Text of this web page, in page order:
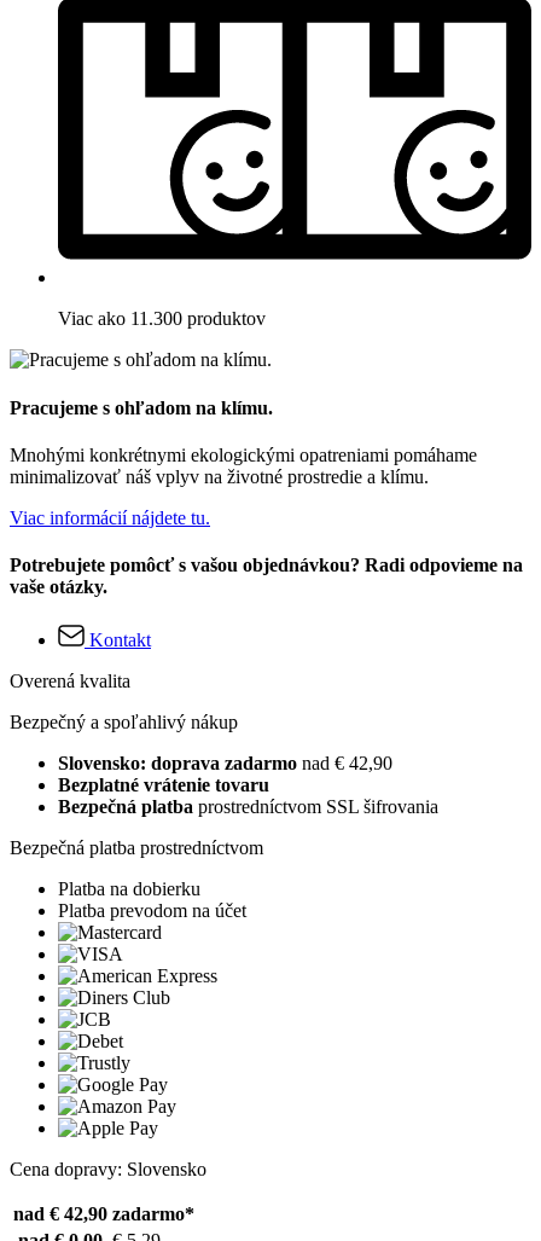
Viac ako 11.300 produktov
Pracujeme s ohľadom na klímu.
Mnohými konkrétnymi ekologickými opatreniami pomáhame
minimalizovať náš vplyv na životné prostredie a klímu.
Viac informácií nájdete tu.
Potrebujete pomôcť s vašou objednávkou? Radi odpovieme na
vaše otázky.
Kontakt
Overená kvalita
Bezpečný a spoľahlivý nákup
Slovensko: doprava zadarmo nad € 42,90
Bezplatné vrátenie tovaru
Bezpečná platba prostredníctvom SSL šifrovania
Bezpečná platba prostredníctvom
Platba na dobierku
Platba prevodom na účet
Cena dopravy: Slovensko
nad € 42,90 zadarmo*